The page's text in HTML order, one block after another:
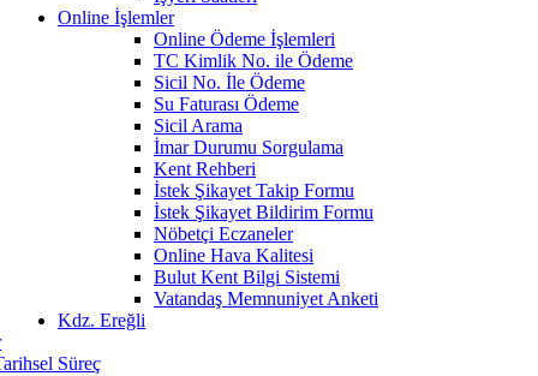
Online İşlemler
Online Ödeme İşlemleri
TC Kimlik No. ile Ödeme
Sicil No. İle Ödeme
Su Faturası Ödeme
Sicil Arama
İmar Durumu Sorgulama
Kent Rehberi
İstek Şikayet Takip Formu
İstek Şikayet Bildirim Formu
Nöbetçi Eczaneler
Online Hava Kalitesi
Bulut Kent Bilgi Sistemi
Vatandaş Memnuniyet Anketi
Kdz. Ereğli
Süreç